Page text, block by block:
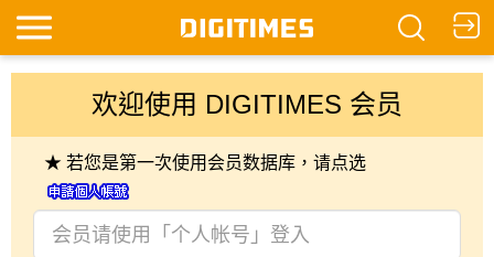
欢迎使用 DIGITIMES 会员
★ 若您是第一次使用会员数据库，请点选